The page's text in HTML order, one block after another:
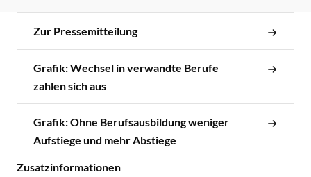
Zur Pressemitteilung
Grafik: Wechsel in verwandte Berufe
zahlen sich aus
Grafik: Ohne Berufsausbildung weniger
Aufstiege und mehr Abstiege
Zusatzinformationen